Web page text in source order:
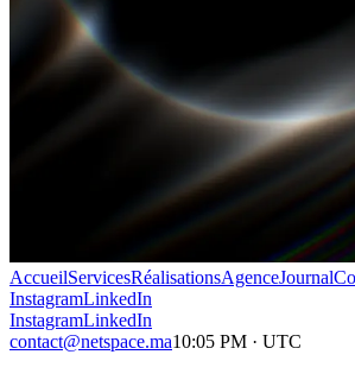
AccueilServicesRéalisationsAgenceJournal
InstagramLinkedIn
InstagramLinkedIn
contact@netspace.ma10:05 PM · UTC